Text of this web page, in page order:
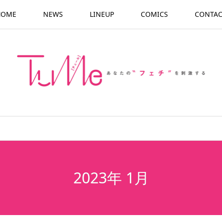
NEWS LINEUP COMICS
2023年 1月